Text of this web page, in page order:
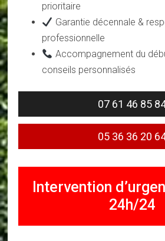
prioritaire
Garantie décennale &
professionnelle
Accompagnement du
conseils personnalisés
07 61 46 85
05 36 36 20
Intervention
24h/24